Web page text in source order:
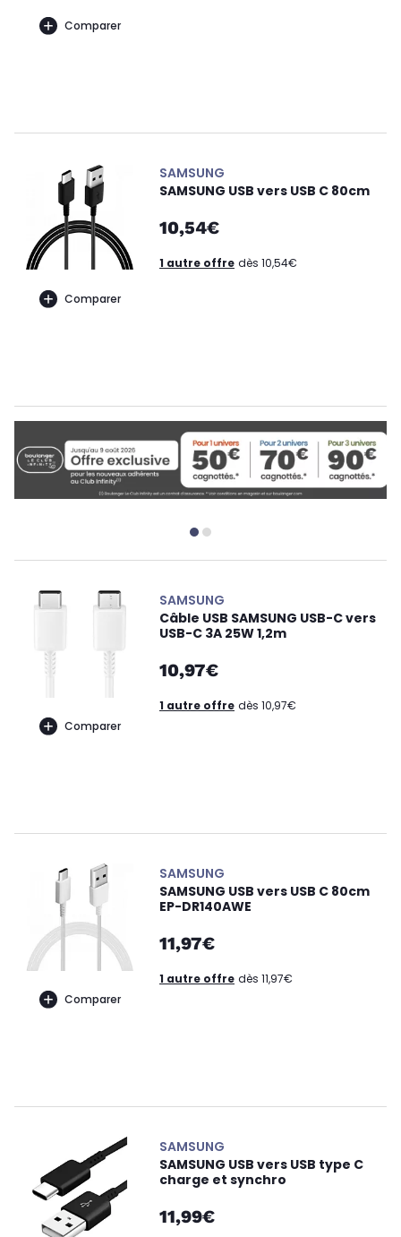
Comparer
Comparer
SAMSUNG
SAMSUNG USB vers USB C 80cm
10,54€
1 autre offre dès 10,54€
Comparer
SAMSUNG
Câble USB SAMSUNG USB-C vers
USB-C 3A 25W 1,2m
10,97€
1 autre offre dès 10,97€
Comparer
SAMSUNG
SAMSUNG USB vers USB C 80cm
EP-DR140AWE
11,97€
1 autre offre dès 11,97€
SAMSUNG
SAMSUNG USB vers USB type C
charge et synchro
11,99€